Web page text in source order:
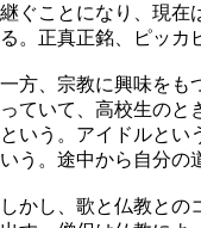
継ぐことになり、現在
る。正真正銘、ピッカ
一方、宗教に興味をも
っていて、高校生のと
という。アイドルとい
いう。途中から自分の
しかし、歌と仏教との